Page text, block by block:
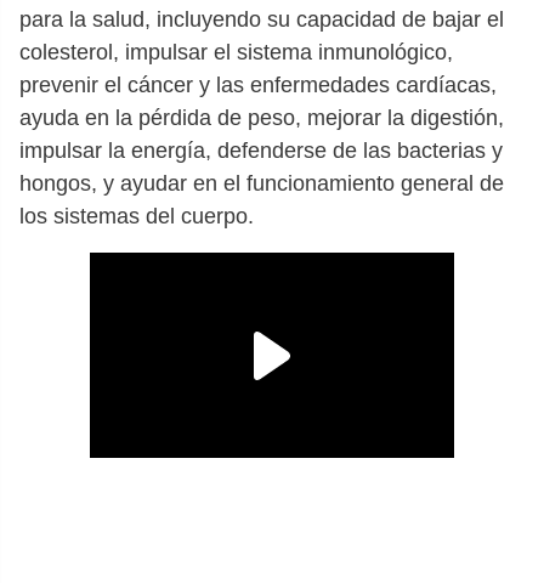
para la salud, incluyendo su capacidad de bajar el
colesterol, impulsar el sistema inmunológico,
prevenir el cáncer y las enfermedades cardíacas,
ayuda en la pérdida de peso, mejorar la digestión,
impulsar la energía, defenderse de las bacterias y
hongos, y ayudar en el funcionamiento general de
los sistemas del cuerpo.